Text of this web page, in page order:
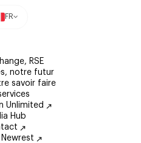
FR
RSE
notre futur
savoir faire
Unlimited
Hub